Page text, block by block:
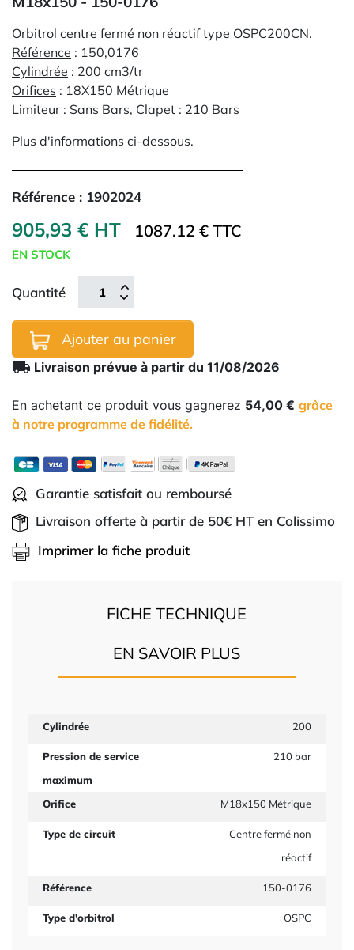
Orbitrol centre fermé non réactif type OSPC200CN.
Référence : 150,0176
Cylindrée : 200 cm3/tr
Orifices : 18X150 Métrique
Limiteur : Sans Bars, Clapet : 210 Bars
Plus d'informations ci-dessous.
Référence : 1902024
905,93 € HT 1087.12 € TTC
EN STOCK
Quantité
Ajouter au panier
local_shipping Livraison prévue à partir du 11/08/2026
En achetant ce produit vous gagnerez 54,00 € grâce
à notre programme de fidélité.
Garantie satisfait ou remboursé
Livraison offerte à partir de 50€ HT en Colissimo
Imprimer la fiche produit
FICHE TECHNIQUE
EN SAVOIR PLUS
Cylindrée 200
Pression de service
maximum
210 bar
Orifice M18x150 Métrique
Type de circuit
Centre fermé non
réactif
Référence 150-0176
Type d'orbitrol OSPC